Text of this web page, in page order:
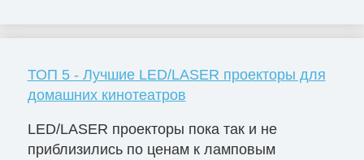
ТОП 5 - Лучшие LED/LASER проекторы для
домашних кинотеатров
LED/LASER проекторы пока так и не
приблизились по ценам к ламповым